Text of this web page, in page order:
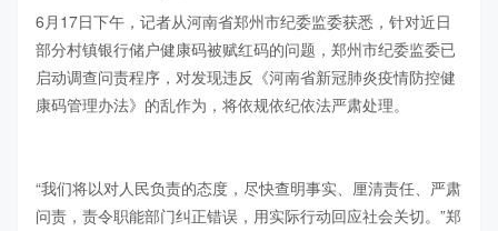
6月17日下午，记者从河南省郑州市纪委监委获悉，针对近日
部分村镇银行储户健康码被赋红码的问题，郑州市纪委监委已
启动调查问责程序，对发现违反《河南省新冠肺炎疫情防控健
康码管理办法》的乱作为，将依规依纪依法严肃处理。
“我们将以对人民负责的态度，尽快查明事实、厘清责任、严肃
问责，责令职能部门纠正错误，用实际行动回应社会关切。”郑